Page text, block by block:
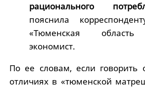
рационального
пояснила
«Тюменская область
экономист.
По ее словам, если говорить
отличиях в «тюменской